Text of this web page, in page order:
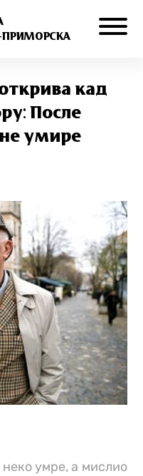
ПРИМОРСКА
кад
После
умире
умре, а мислио